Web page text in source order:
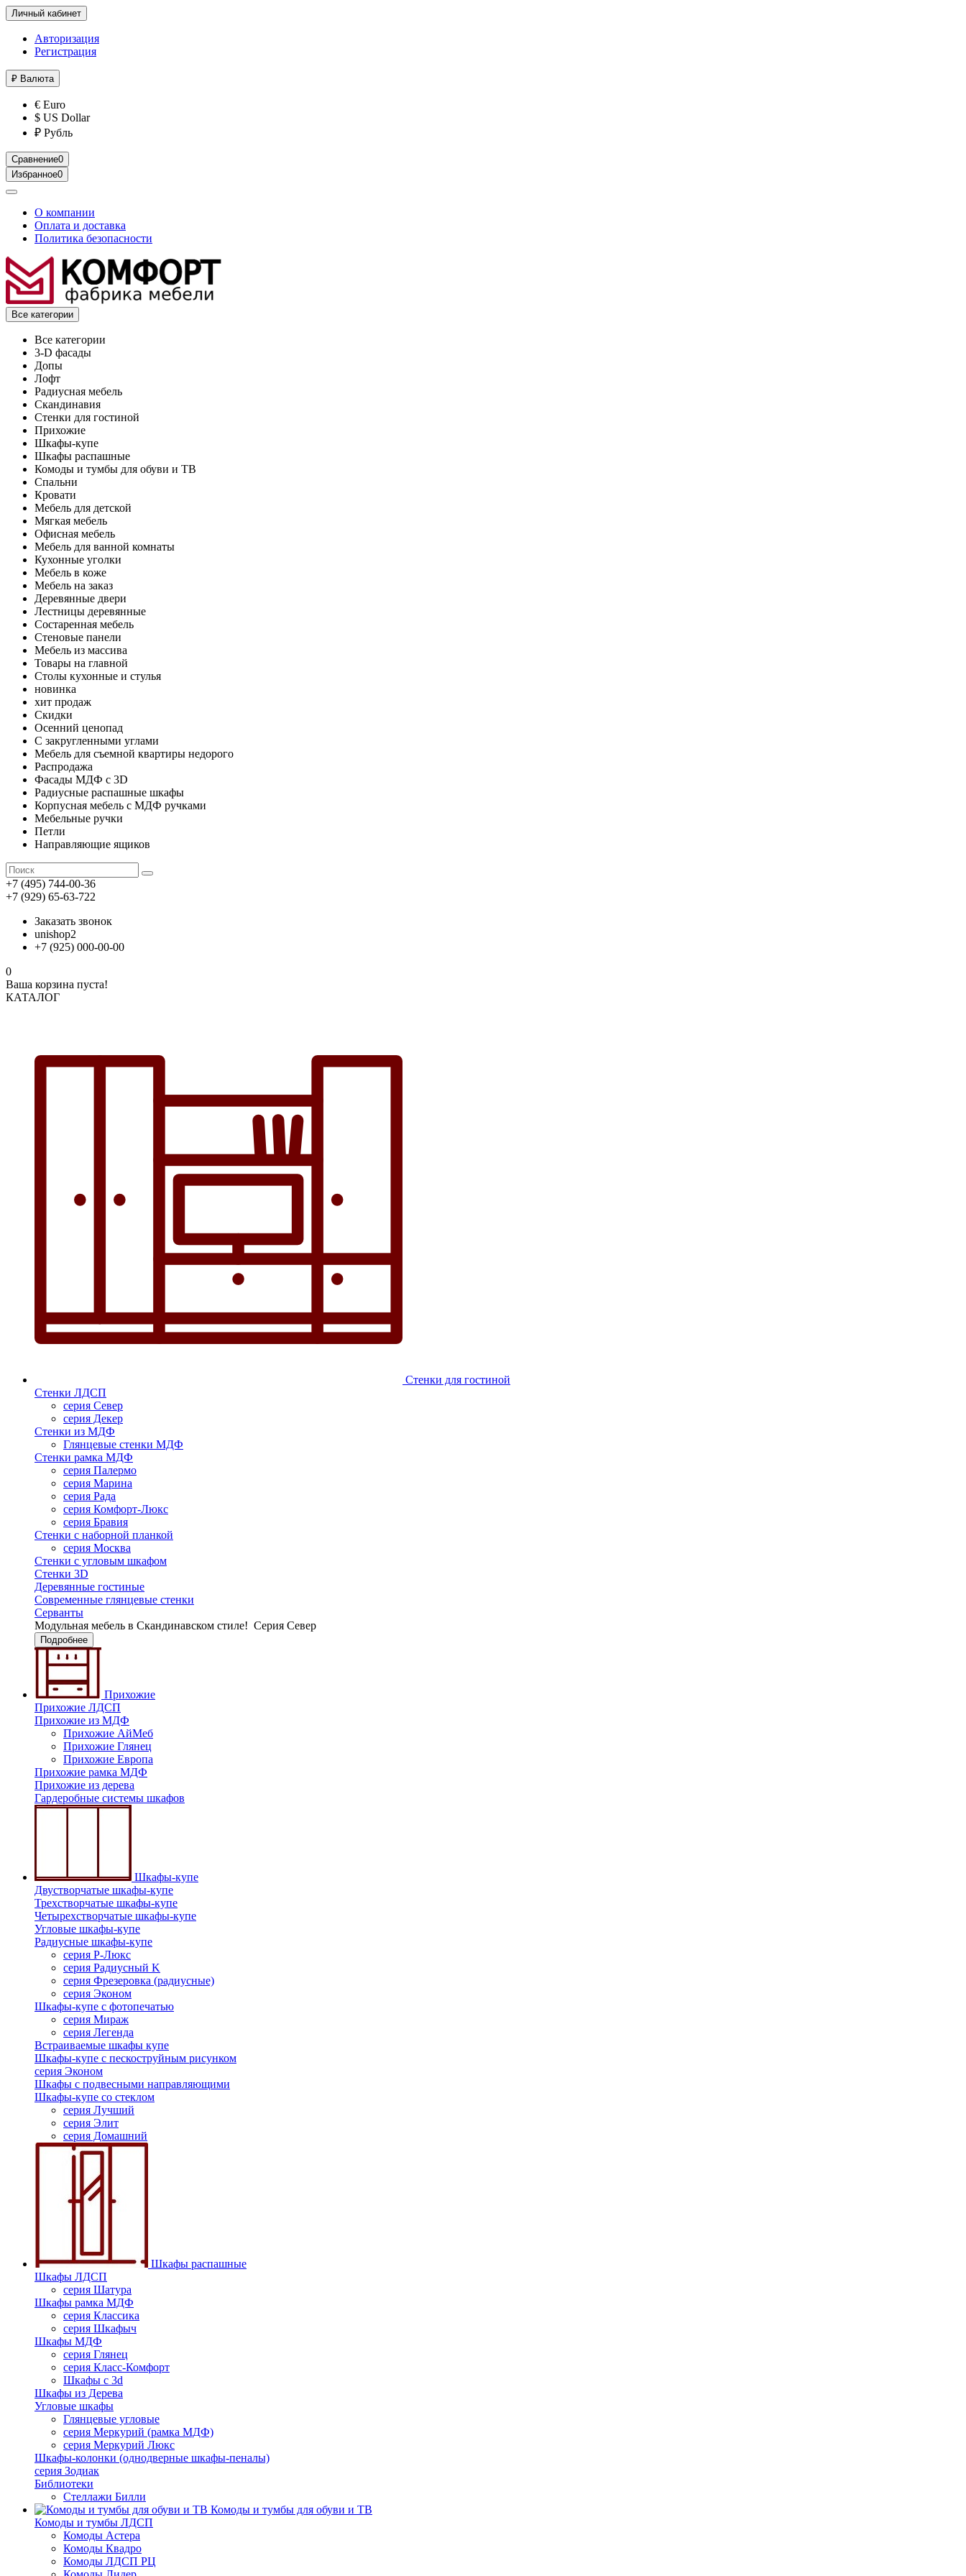
Личный кабинет
Авторизация
Регистрация
₽ Валюта
€ Euro
$ US Dollar
₽ Рубль
Сравнение0
Избранное0
О компании
Оплата и доставка
Политика безопасности
Все категории
Все категории
3-D фасады
Допы
Лофт
Радиусная мебель
Скандинавия
Стенки для гостиной
Прихожие
Шкафы-купе
Шкафы распашные
Комоды и тумбы для обуви и ТВ
Спальни
Кровати
Мебель для детской
Мягкая мебель
Офисная мебель
Мебель для ванной комнаты
Кухонные уголки
Мебель в коже
Мебель на заказ
Деревянные двери
Лестницы деревянные
Состаренная мебель
Стеновые панели
Мебель из массива
Товары на главной
Столы кухонные и стулья
новинка
хит продаж
Скидки
Осенний ценопад
С закругленными углами
Мебель для съемной квартиры недорого
Распродажа
Фасады МДФ с 3D
Радиусные распашные шкафы
Корпусная мебель с МДФ ручками
Мебельные ручки
Петли
Направляющие ящиков
+7 (495) 744-00-36
+7 (929) 65-63-722
Заказать звонок
unishop2
+7 (925) 000-00-00
0
Ваша корзина пуста!
КАТАЛОГ
Стенки для гостиной
Стенки ЛДСП
серия Север
серия Декер
Стенки из МДФ
Глянцевые стенки МДФ
Стенки рамка МДФ
серия Палермо
серия Марина
серия Рада
серия Комфорт-Люкс
серия Бравия
Стенки с наборной планкой
серия Москва
Стенки с угловым шкафом
Стенки 3D
Деревянные гостиные
Современные глянцевые стенки
Серванты
Модульная мебель в Скандинавском стиле! Серия Север
Подробнее
Прихожие
Прихожие ЛДСП
Прихожие из МДФ
Прихожие АйМеб
Прихожие Глянец
Прихожие Европа
Прихожие рамка МДФ
Прихожие из дерева
Гардеробные системы шкафов
Шкафы-купе
Двустворчатые шкафы-купе
Трехстворчатые шкафы-купе
Четырехстворчатые шкафы-купе
Угловые шкафы-купе
Радиусные шкафы-купе
серия Р-Люкс
серия Радиусный K
серия Фрезеровка (радиусные)
серия Эконом
Шкафы-купе с фотопечатью
серия Мираж
серия Легенда
Встраиваемые шкафы купе
Шкафы-купе с пескоструйным рисунком
серия Эконом
Шкафы с подвесными направляющими
Шкафы-купе со стеклом
серия Лучший
серия Элит
серия Домашний
Шкафы распашные
Шкафы ЛДСП
серия Шатура
Шкафы рамка МДФ
серия Классика
серия Шкафыч
Шкафы МДФ
серия Глянец
серия Класс-Комфорт
Шкафы с 3d
Шкафы из Дерева
Угловые шкафы
Глянцевые угловые
серия Меркурий (рамка МДФ)
серия Меркурий Люкс
Шкафы-колонки (однодверные шкафы-пеналы)
серия Зодиак
Библиотеки
Стеллажи Билли
Комоды и тумбы для обуви и ТВ
Комоды и тумбы ЛДСП
Комоды Астера
Комоды Квадро
Комоды ЛДСП РЦ